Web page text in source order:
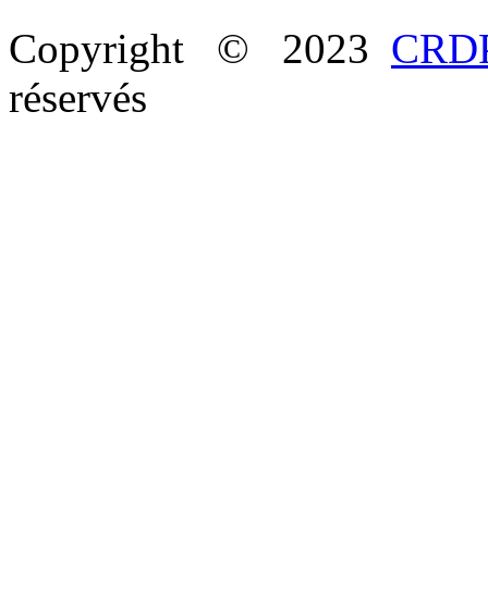
Copyright © 2023
réservés